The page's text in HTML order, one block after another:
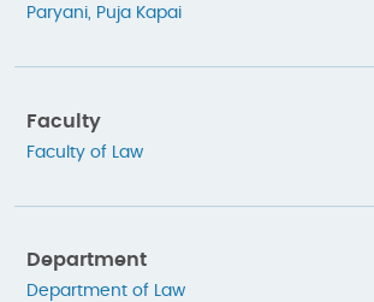
Paryani, Puja Kapai
Faculty
Faculty of Law
Department
Department of Law